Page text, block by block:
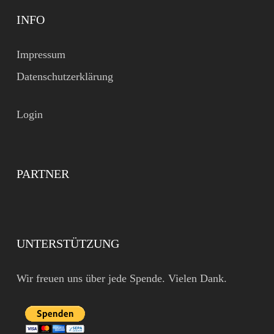
INFO
Impressum
Datenschutzerklärung
Login
PARTNER
UNTERSTÜTZUNG
Wir freuen uns über jede Spende. Vielen Dank.